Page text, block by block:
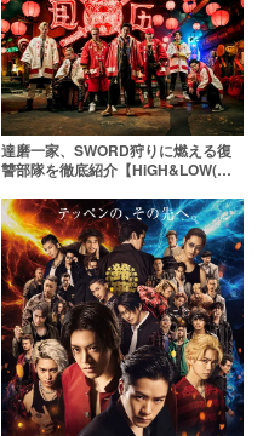
達磨一家、SWORD狩りに燃える復
讐部隊を徹底紹介【HiGH&LOW(ハ